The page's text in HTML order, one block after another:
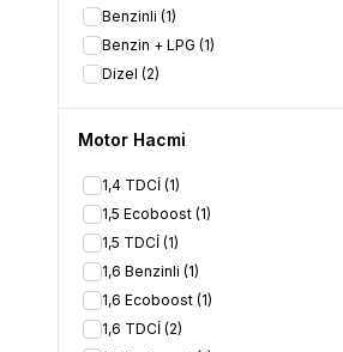
Benzinli (1)
Benzin + LPG (1)
Dizel (2)
Motor Hacmi
1,4 TDCİ (1)
1,5 Ecoboost (1)
1,5 TDCİ (1)
1,6 Benzinli (1)
1,6 Ecoboost (1)
1,6 TDCİ (2)